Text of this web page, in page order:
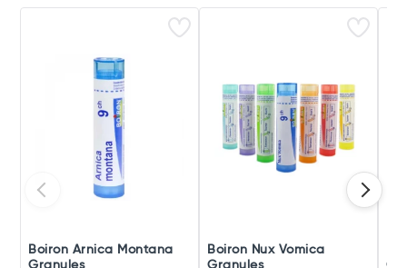
Boiron Arnica Montana
Boiron Nux Vomica